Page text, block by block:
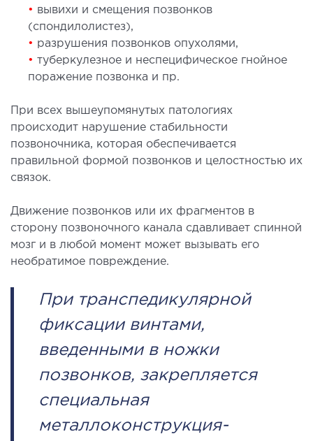
косметология
косметология
косметология
косметология
ЗАБОЛЕВАНИЙ ПЕЧЕНИ И
ПРОТОКОВ
печени и желчных протоков
ХИРУРГИЯ
операции под контролем
ХИРУРГИЯ
• вывихи и смещения позвонков
(спондилолистез),
• разрушения позвонков опухолями,
• туберкулезное и неспецифическое гнойное
поражение позвонка и пр.
При всех вышеупомянутых патологиях
происходит нарушение стабильности
позвоночника, которая обеспечивается
правильной формой позвонков и целостностью их
связок.
Движение позвонков или их фрагментов в
сторону позвоночного канала сдавливает спинной
мозг и в любой момент может вызывать его
необратимое повреждение.
При транспедикулярной
фиксации винтами,
введенными в ножки
позвонков, закрепляется
специальная
металлоконструкция-